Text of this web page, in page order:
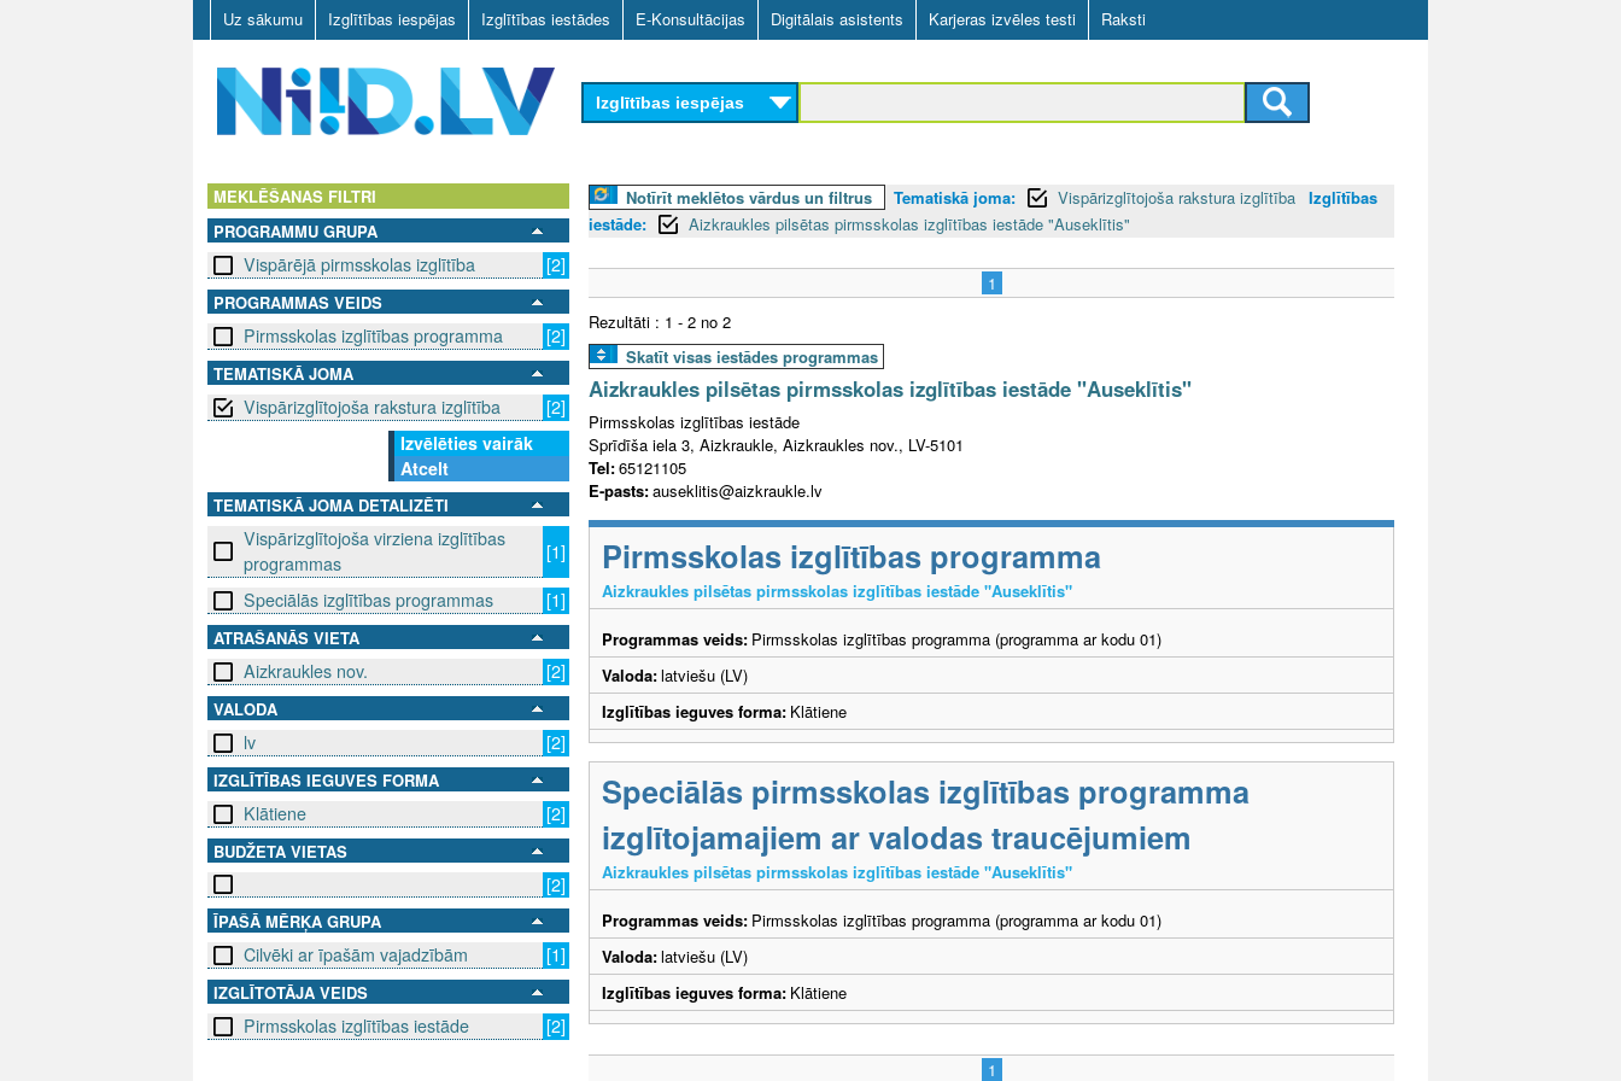
Skip
to
main
content
Uz sākumu Izglītības iespējas Izglītības iestādes E-Konsultācijas Digitālais asistents Karjeras izvēles testi Raksti
D
L
Izglītības iespējas
MEKLĒŠANAS FILTRI
PROGRAMMU GRUPA
Vispārējā pirmsskolas izglītība [2]
PROGRAMMAS VEIDS
Pirmsskolas izglītības programma [2]
TEMATISKĀ JOMA
Vispārizglītojoša rakstura izglītība
[2]
Izvēlēties vairāk
Atcelt
TEMATISKĀ JOMA DETALIZĒTI
Vispārizglītojoša virziena izglītības
programmas
[1]
Speciālās izglītības programmas
[1]
ATRAŠANĀS VIETA
Aizkraukles nov. [2]
VALODA
lv [2]
IZGLĪTĪBAS IEGUVES FORMA
Klātiene [2]
BUDŽETA VIETAS
[2]
ĪPAŠĀ MĒRĶA GRUPA
Cilvēki ar īpašām vajadzībām [1]
IZGLĪTOTĀJA VEIDS
Pirmsskolas izglītības iestāde [2]
Notīrīt meklētos vārdus un filtrus Tematiskā joma: Vispārizglītojoša rakstura izglītība Izglītības
iestāde:
Aizkraukles pilsētas pirmsskolas izglītības iestāde "Auseklītis"
1
Rezultāti : 1 - 2 no 2
Skatīt visas iestādes programmas
Aizkraukles pilsētas pirmsskolas izglītības iestāde "Auseklītis"
Pirmsskolas izglītības iestāde
Sprīdīša iela 3, Aizkraukle, Aizkraukles nov., LV-5101
Tel:65121105
E-pasts:auseklitis@aizkraukle.lv
Pirmsskolas izglītības programma
Aizkraukles pilsētas pirmsskolas izglītības iestāde "Auseklītis"
Programmas veids: Pirmsskolas izglītības programma (programma ar kodu 01)
Valoda:latviešu (LV)
Izglītības ieguves forma: Klātiene
Speciālās pirmsskolas izglītības programma
izglītojamajiem ar valodas traucējumiem
Aizkraukles pilsētas pirmsskolas izglītības iestāde "Auseklītis"
Programmas veids: Pirmsskolas izglītības programma (programma ar kodu 01)
Valoda:latviešu (LV)
Izglītības ieguves forma: Klātiene
1